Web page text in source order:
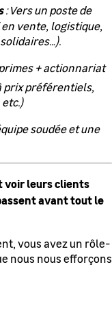
: Vers un poste de
vente, logistique,
+ actionnariat
prix préférentiels,
soudée et une
voir leurs clients
avant tout le
vous avez un rôle-
nous nous efforçons